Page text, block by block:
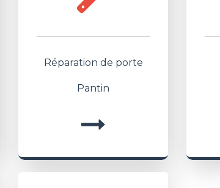
Réparation de porte
Pantin